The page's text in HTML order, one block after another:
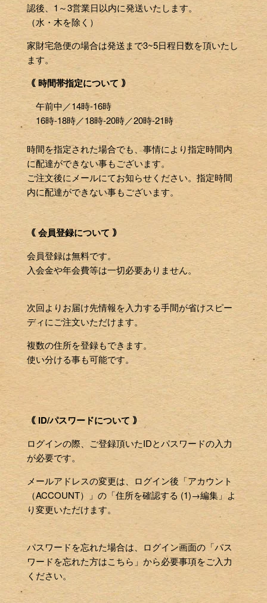
認後、1～3営業日以内に発送いたします。
（水・木を除く）
家財宅急便の場合は発送まで3~5日程日数を頂いたし
ます。
｟ 時間帯指定について ｠
午前中／14時-16時
16時-18時／18時-20時／20時-21時
時間を指定された場合でも、事情により指定時間内
に配達ができない事もございます。
ご注文後にメールにてお知らせください。指定時間
内に配達ができない事もございます。
｟ 会員登録について ｠
会員登録は無料です。
入会金や年会費等は一切必要ありません。
次回よりお届け先情報を入力する手間が省けスピー
ディにご注文いただけます。
複数の住所を登録もできます。
使い分ける事も可能です。
｟ ID/パスワードについて ｠
ログインの際、ご登録頂いたIDとパスワードの入力
が必要です。
メールアドレスの変更は、ログイン後「アカウント
（ACCOUNT）」の「住所を確認する (1)→編集」よ
り変更いただけます。
パスワードを忘れた場合は、ログイン画面の「パス
ワードを忘れた方はこちら」から必要事項をご入力
ください。